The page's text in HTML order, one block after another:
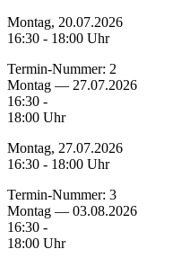
Montag, 20.07.2026
16:30 - 18:00 Uhr
Termin-Nummer: 2
Montag — 27.07.2026
16:30 -
18:00 Uhr
Montag, 27.07.2026
16:30 - 18:00 Uhr
Termin-Nummer: 3
Montag — 03.08.2026
16:30 -
18:00 Uhr